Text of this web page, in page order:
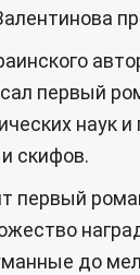
первый
наук
скифов.
первый
до